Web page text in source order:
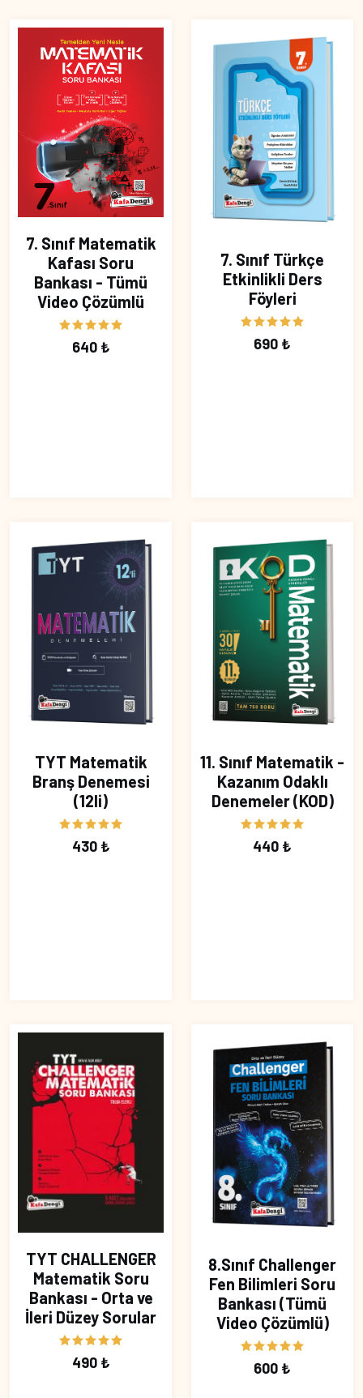
7. Sınıf Matematik
Kafası Soru
Bankası - Tümü
Video Çözümlü
640 ₺
7. Sınıf Türkçe
Etkinlikli Ders
Föyleri
690 ₺
TYT Matematik
Branş Denemesi
(12li)
430 ₺
11. Sınıf Matematik -
Kazanım Odaklı
Denemeler (KOD)
440 ₺
TYT CHALLENGER
Matematik Soru
Bankası - Orta ve
İleri Düzey Sorular
490 ₺
8.Sınıf Challenger
Fen Bilimleri Soru
Bankası (Tümü
Video Çözümlü)
600 ₺